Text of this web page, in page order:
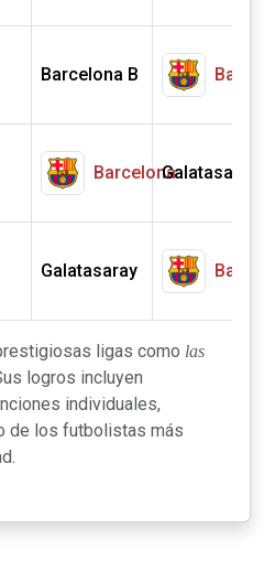
Barcelona B
BarcelonaGalatasaray
Galatasaray
ligas como las
logros incluyen
individuales,
de los futbolistas más